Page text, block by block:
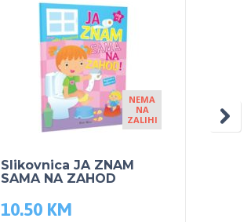
NEMA
NA
ZALIHI
Slikovnica JA ZNAM
SAMA NA ZAHOD
10.50 KM